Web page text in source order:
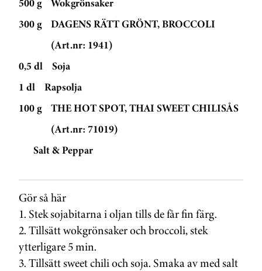
500 g
Wokgrönsaker
300 g
DAGENS RÄTT GRÖNT, BROCCOLI
(Art.nr: 1941)
0,5 dl
Soja
1 dl
Rapsolja
100 g
THE HOT SPOT, THAI SWEET CHILISÅS
(Art.nr: 71019)
Salt & Peppar
Gör så här
1. Stek sojabitarna i oljan tills de får fin färg.
2. Tillsätt wokgrönsaker och broccoli, stek
ytterligare 5 min.
3. Tillsätt sweet chili och soja. Smaka av med salt